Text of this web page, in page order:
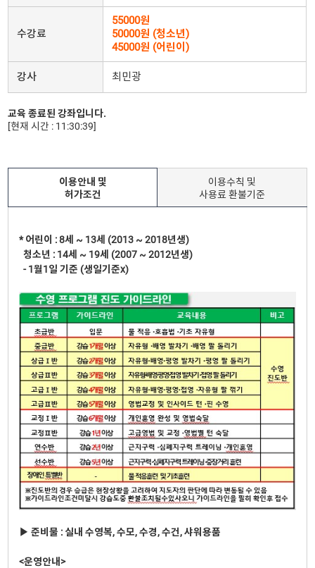
수강료
55000원
50000원 (청소년)
45000원 (어린이)
강사 최민광
교육 종료된 강좌입니다.
[현재 시간 : 11:30:39]
이용안내 및
허가조건
이용수칙 및
사용료 환불기준
* 어린이 : 8세 ~ 13세 (2013 ~ 2018년생)
청소년 : 14세 ~ 19세 (2007 ~ 2012년생)
- 1월1일 기준 (생일기준x)
▶ 준비물 : 실내 수영복, 수모, 수경, 수건, 샤워용품
<운영안내>